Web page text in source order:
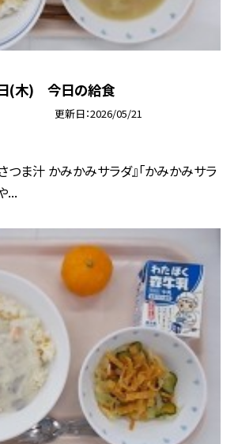
日(木) 今日の給食
更新日 2026/05/21
つま汁 かみかみサラダ』「かみかみサラ
...